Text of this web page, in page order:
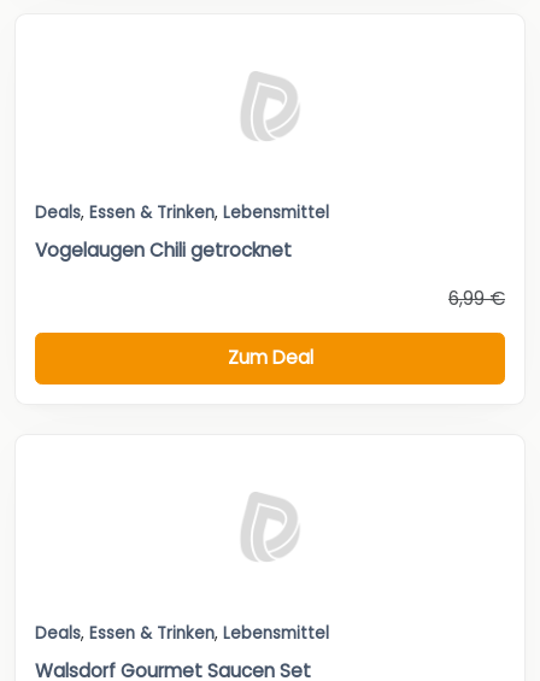
Deals, Essen & Trinken, Lebensmittel
Vogelaugen Chili getrocknet
6,99 €
Zum Deal
Deals, Essen & Trinken, Lebensmittel
Walsdorf Gourmet Saucen Set